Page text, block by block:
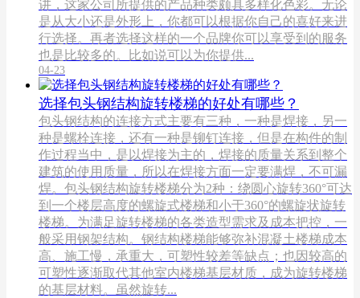
讲，这家公司所提供的产品种类颇具多样化色彩。无论
是从大小还是外形上，你都可以根据你自己的喜好来进
行选择。再者选择这样的一个品牌你可以享受到的服务
也是比较多的。比如说可以为你提供...
04-23
选择包头钢结构​旋转楼梯的好处有哪些？
包头钢结构的连接方式主要有三种，一种是焊接，另一
种是螺栓连接，还有一种是铆钉连接，但是在构件的制
作过程当中，是以焊接为主的，焊接的质量关系到整个
建筑的使用质量，所以在焊接方面一定要满焊，不可漏
焊。包头钢结构旋转楼梯分为2种：绕圆心旋转360°可达
到一个楼层高度的螺旋式楼梯和小于360°的螺旋状旋转
楼梯。为满足旋转楼梯的各类造型需求及成本把控，一
般采用钢架结构。钢结构楼梯能够弥补混凝土楼梯成本
高、施工慢，承重大，可塑性较差等缺点；也因较高的
可塑性逐渐取代其他室内楼梯基层材质，成为旋转楼梯
的基层材料。虽然旋转...